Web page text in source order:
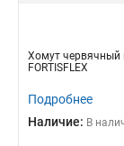
Хомут червячный
FORTISFLEX
Подробнее
Наличие: В